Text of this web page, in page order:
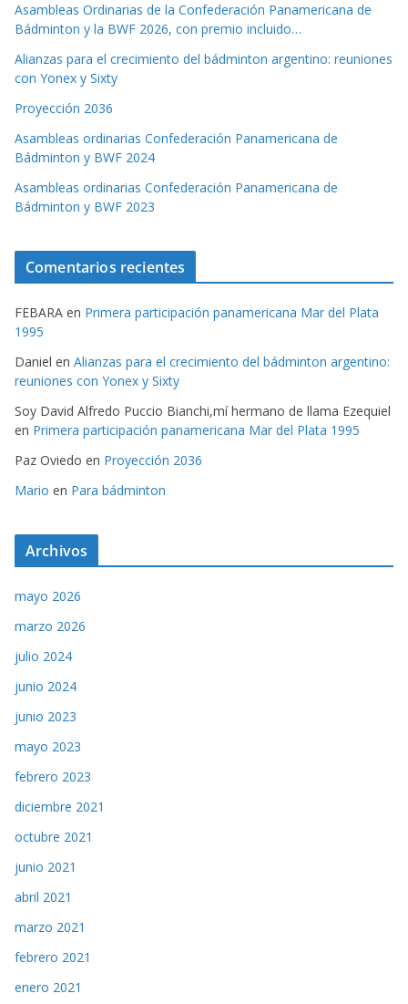
Asambleas Ordinarias de la Confederación Panamericana de
Bádminton y la BWF 2026, con premio incluido…
Alianzas para el crecimiento del bádminton argentino: reuniones
con Yonex y Sixty
Proyección 2036
Asambleas ordinarias Confederación Panamericana de
Bádminton y BWF 2024
Asambleas ordinarias Confederación Panamericana de
Bádminton y BWF 2023
Comentarios recientes
FEBARA en Primera participación panamericana Mar del Plata
1995
Daniel en Alianzas para el crecimiento del bádminton argentino:
reuniones con Yonex y Sixty
Soy David Alfredo Puccio Bianchi,mí hermano de llama Ezequiel
en Primera participación panamericana Mar del Plata 1995
Paz Oviedo en Proyección 2036
Mario en Para bádminton
Archivos
mayo 2026
marzo 2026
julio 2024
junio 2024
junio 2023
mayo 2023
febrero 2023
diciembre 2021
octubre 2021
junio 2021
abril 2021
marzo 2021
febrero 2021
enero 2021